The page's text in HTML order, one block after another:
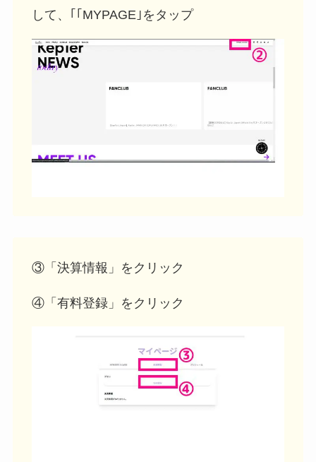
して、｢｢MYPAGE｣をタップ
③「決算情報」をクリック
④「有料登録」をクリック